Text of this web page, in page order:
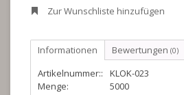
Zur Wunschliste hinzufügen
Informationen Bewertungen (0)
Artikelnummer::
KLOK-023
Menge:
5000